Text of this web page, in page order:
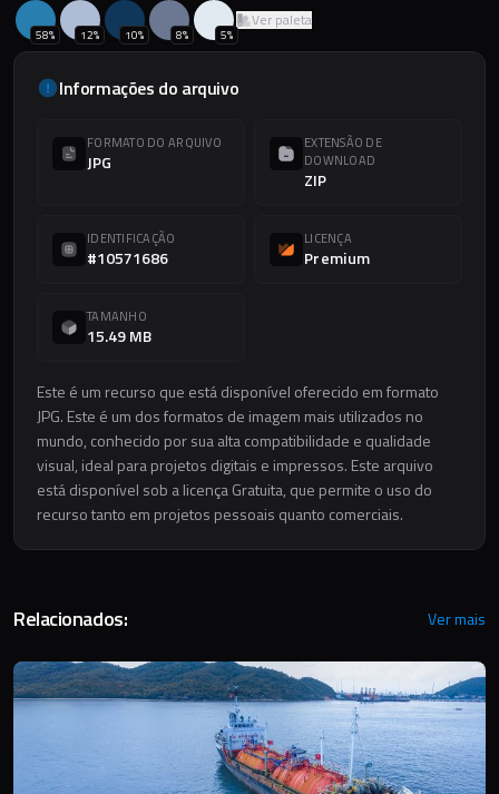
58% 12% 10% 8% 5%
Ver paleta
Informações do arquivo
FORMATO DO ARQUIVO
JPG
EXTENSÃO DE
DOWNLOAD
ZIP
IDENTIFICAÇÃO
#10571686
LICENÇA
Premium
TAMANHO
15.49 MB
Este é um recurso que está disponível oferecido em formato
JPG. Este é um dos formatos de imagem mais utilizados no
mundo, conhecido por sua alta compatibilidade e qualidade
visual, ideal para projetos digitais e impressos. Este arquivo
está disponível sob a licença Gratuita, que permite o uso do
recurso tanto em projetos pessoais quanto comerciais.
Relacionados: Ver mais